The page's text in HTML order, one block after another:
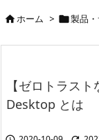
ホーム > 製品
【ゼロトラス
Desktop とは